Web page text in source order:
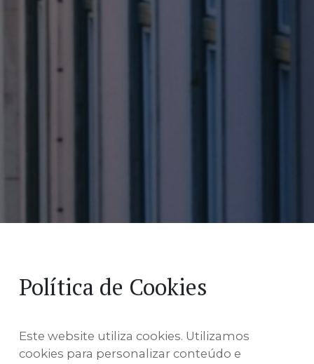
Política de Cookies
Este website utiliza cookies. Utilizamos
cookies para personalizar conteúdo e